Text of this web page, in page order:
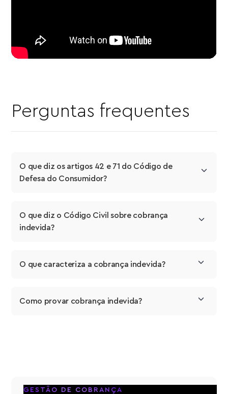
Perguntas frequentes
O que diz os artigos 42 e 71 do Código de
Defesa do Consumidor?
O que diz o Código Civil sobre cobrança
indevida?
O que caracteriza a cobrança indevida?
Como provar cobrança indevida?
GESTÃO DE COBRANÇA